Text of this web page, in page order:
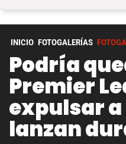
INICIO FOTOGALERÍAS
Podría
Premier
expulsar
lanzan